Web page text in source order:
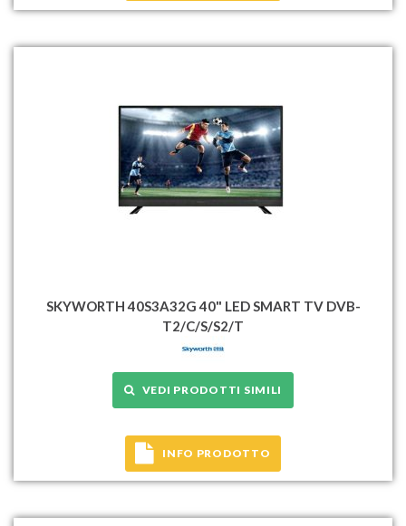
SKYWORTH 40S3A32G 40" LED SMART TV DVB-
T2/C/S/S2/T
VEDI PRODOTTI SIMILI
INFO PRODOTTO